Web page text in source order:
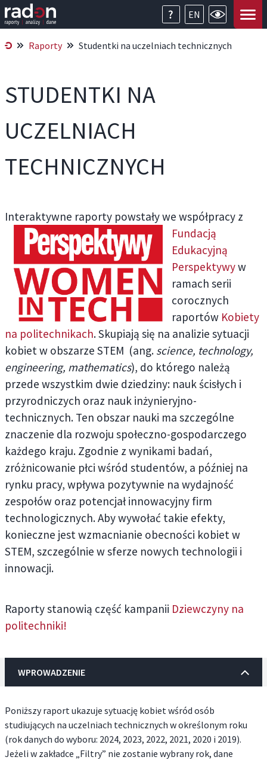
EN
Raporty Studentki na uczelniach technicznych
STUDENTKI NA
UCZELNIACH
TECHNICZNYCH
Interaktywne raporty powstały we współpracy z
Fundacją
Edukacyjną
Perspektywyw
ramach serii
corocznych
raportów Kobiety
na politechnikach. Skupiają się na analizie sytuacji
kobiet w obszarze STEM (ang. science, technology,
engineering, mathematics), do którego należą
przede wszystkim dwie dziedziny: nauk ścisłych i
przyrodniczych oraz nauk inżynieryjno-
technicznych. Ten obszar nauki ma szczególne
znaczenie dla rozwoju społeczno-gospodarczego
każdego kraju. Zgodnie z wynikami badań,
zróżnicowanie płci wśród studentów, a później na
rynku pracy, wpływa pozytywnie na wydajność
zespołów oraz potencjał innowacyjny firm
technologicznych. Aby wywołać takie efekty,
konieczne jest wzmacnianie obecności kobiet w
STEM, szczególnie w sferze nowych technologii i
innowacji.
Raporty stanowią część kampanii Dziewczyny na
politechniki!
WPROWADZENIE
Poniższy raport ukazuje sytuację kobiet wśród osób
studiujących na uczelniach technicznych w określonym roku
(rok danych do wyboru: 2024, 2023, 2022, 2021, 2020 i 2019).
Jeżeli w zakładce „Filtry” nie zostanie wybrany rok, dane